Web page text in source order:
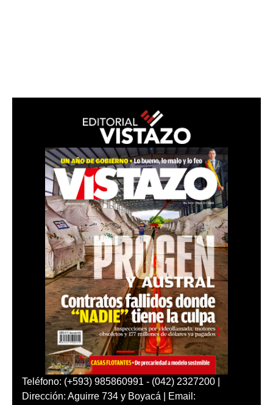
Teléfono: (+593) 985860991 - (042) 2327200 |
Dirección: Aguirre 734 y Boyacá | Email: